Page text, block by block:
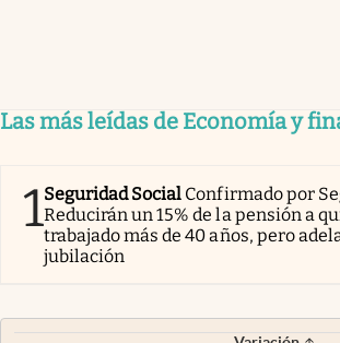
Las más leídas de Economía y
1Seguridad Social Confirmado por
Reducirán un 15% de la pensión a
trabajado más de 40 años, pero
jubilación